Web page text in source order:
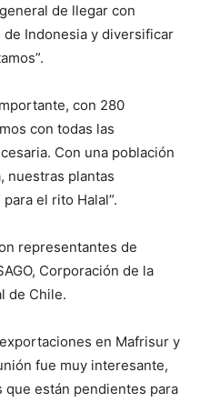
de llegar con
Indonesia y diversificar
con 280
con todas las
Con una población
nuestras plantas
el rito Halal”.
representantes de
Corporación de la
de Chile.
en Mafrisur y
fue muy interesante,
que están pendientes para